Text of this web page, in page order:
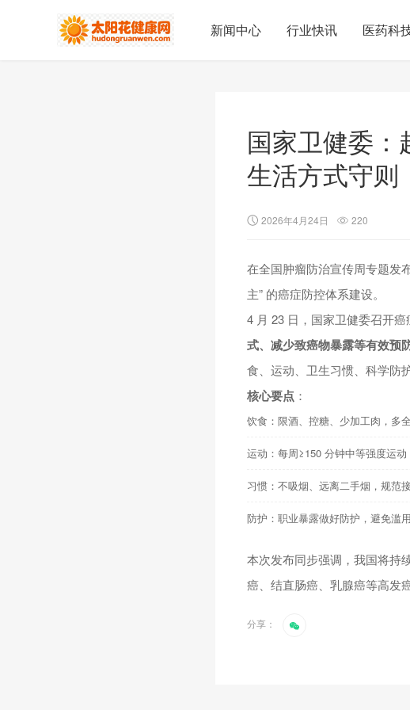
新闻中心 行业快讯 医药科
国家卫健委
生活方式守则
2026年4月24日 220
在全国肿瘤防治宣传周专题发
主” 的癌症防控体系建设。
4 月 23 日，国家卫健委召开
式、减少致癌物暴露等有效预
食、运动、卫生习惯、科学防
核心要点 ：
饮食：限酒、控糖、少加工肉，多
运动：每周≥150 分钟中等强度运动
习惯：不吸烟、远离二手烟，规范
防护：职业暴露做好防护，避免滥
本次发布同步强调，我国将持
癌、结直肠癌、乳腺癌等高发
分享：